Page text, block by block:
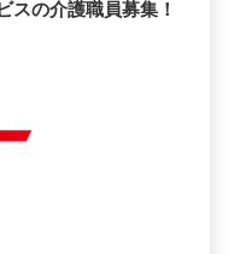
スの介護職員募集！